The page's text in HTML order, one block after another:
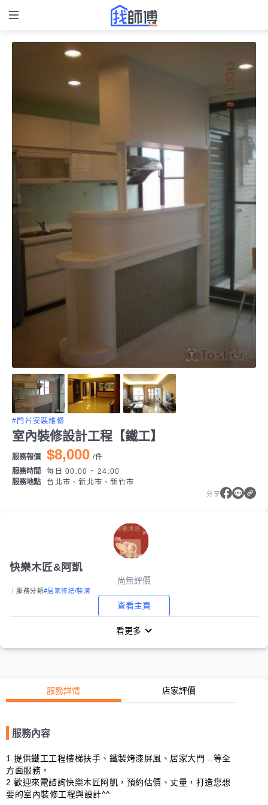
#門片安裝維修
室內裝修設計工程【鐵工】
服務報價 $8,000 /件
服務時間
每日 00:00 ~ 24:00
服務地點
台北市、新北市、新竹市
分享
快樂木匠&阿凱
尚無評價
｜服務分類#居家修繕/裝潢
查看主頁
看更多
服務詳情 店家評價
服務內容
1.提供鐵工工程樓梯扶手、鐵製烤漆屏風、居家大門…等全
方面服務。
2.歡迎來電諮詢快樂木匠阿凱，預約估價、丈量，打造您想